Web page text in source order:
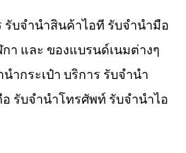
รับจำนำสินค้าไอที รับจำนำมือ
า และ ของแบรนด์เนมต่างๆ
ำกระเป๋า บริการ รับจำนำ
รับจำนำโทรศัพท์ รับจำนำไอ